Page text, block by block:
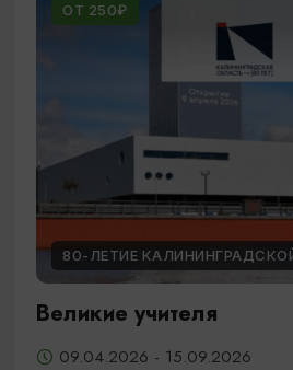
ОТ 250₽
80-ЛЕТИЕ
Великие учителя
09.04.2026 - 15.09.2026